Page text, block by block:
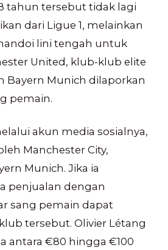
tahun tersebut tidak lagi
dari Ligue 1, melainkan
lini tengah untuk
United, klub-klub elite
Bayern Munich dilaporkan
pemain.
akun media sosialnya,
Manchester City,
Munich. Jika ia
penjualan dengan
sang pemain dapat
tersebut. Olivier Létang
antara €80 hingga €100